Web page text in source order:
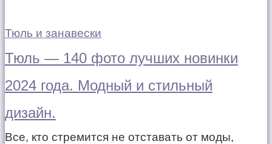
Тюль и занавески
Тюль — 140 фото лучших новинки
2024 года. Модный и стильный
дизайн.
Все, кто стремится не отставать от моды,